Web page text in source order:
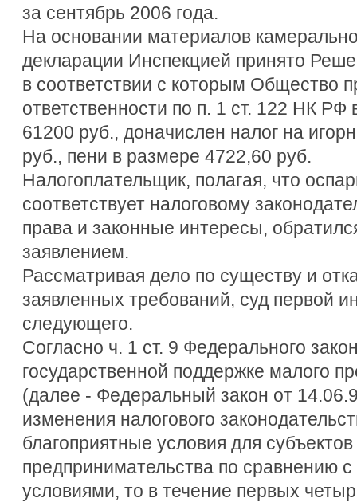
за сентябрь 2006 года.
На основании материалов
декларации Инспекцией принято
в соответствии с которым Общество
ответственности по п. 1 ст. 122 НК
61200 руб., доначислен налог на
руб., пени в размере 4722,60 руб.
Налогоплательщик, полагая, что
соответствует налоговому
права и законные интересы,
заявлением.
Рассматривая дело по существу и
заявленных требований, суд первой
следующего.
Согласно ч. 1 ст. 9 Федерального
государственной поддержке малого
(далее - Федеральный закон от
изменения налогового
благоприятные условия для
предпринимательства по сравнению
условиями, то в течение первых